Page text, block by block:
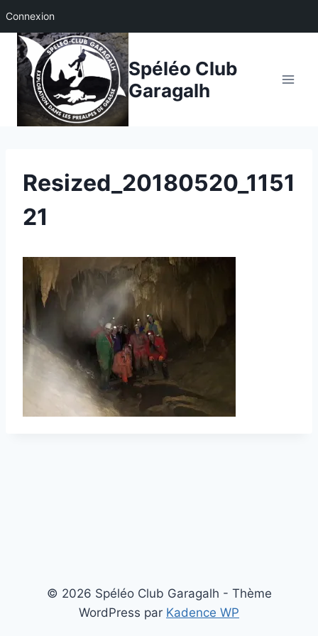
Connexion
Aller
contenu
Spéléo Club
Garagalh
Resized_20180520_1151
21
© 2026 Spéléo Club Garagalh - Thème
WordPress par Kadence WP